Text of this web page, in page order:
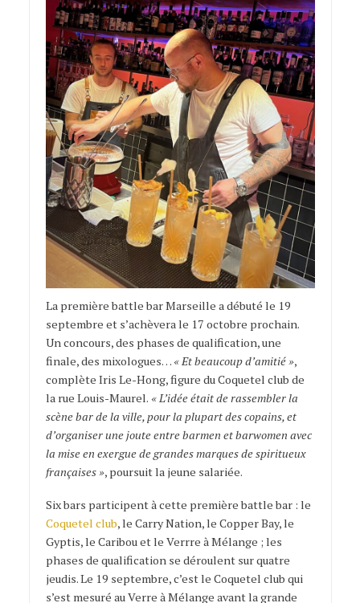
La première battle bar Marseille a débuté le 19
septembre et s’achèvera le 17 octobre prochain.
Un concours, des phases de qualification, une
finale, des mixologues… « Et beaucoup d’amitié »,
complète Iris Le-Hong, figure du Coquetel club de
la rue Louis-Maurel. « L’idée était de rassembler la
scène bar de la ville, pour la plupart des copains, et
d’organiser une joute entre barmen et barwomen avec
la mise en exergue de grandes marques de spiritueux
françaises », poursuit la jeune salariée.
Six bars participent à cette première battle bar : le
Coquetel club, le Carry Nation, le Copper Bay, le
Gyptis, le Caribou et le Verrre à Mélange ; les
phases de qualification se déroulent sur quatre
jeudis. Le 19 septembre, c’est le Coquetel club qui
s’est mesuré au Verre à Mélange avant la grande